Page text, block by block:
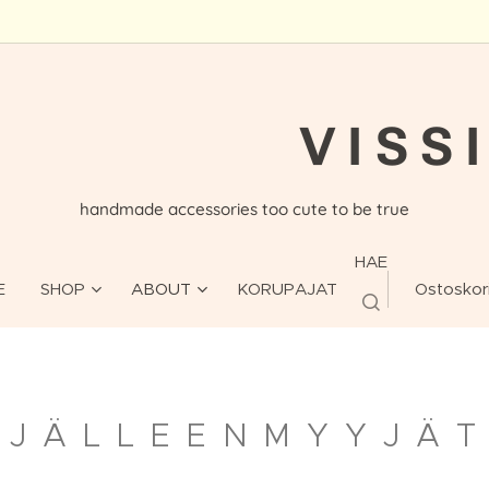
V I S S
handmade accessories too cute to be true
SHOP ABOUT KORUPAJAT
HAE
Ostoskori
J Ä L L E E N M Y Y J Ä T